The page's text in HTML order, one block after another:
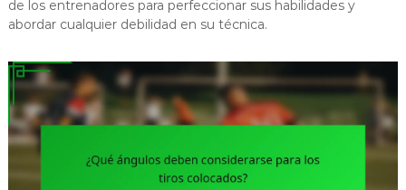
de los entrenadores para perfeccionar sus habilidades y
abordar cualquier debilidad en su técnica.